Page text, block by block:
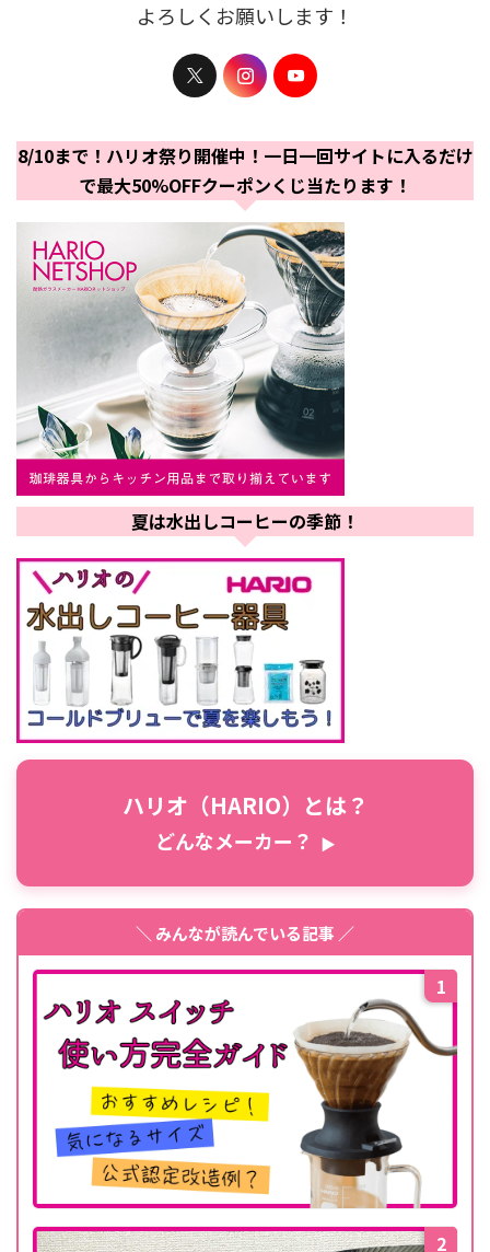
よろしくお願いします！
8/10まで！ハリオ祭り開催中！一日一回サイトに入るだけ
で最大50%OFFクーポンくじ当たります！
夏は水出しコーヒーの季節！
ハリオ（HARIO）とは？
どんなメーカー？ ▶
＼ みんなが読んでいる記事 ／
1
2